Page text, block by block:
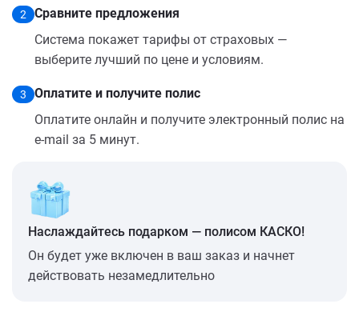
2
Сравните предложения
Система покажет тарифы от страховых —
выберите лучший по цене и условиям.
3
Оплатите и получите полис
Оплатите онлайн и получите электронный полис на
e-mail за 5 минут.
Наслаждайтесь подарком — полисом КАСКО!
Он будет уже включен в ваш заказ и начнет
действовать незамедлительно